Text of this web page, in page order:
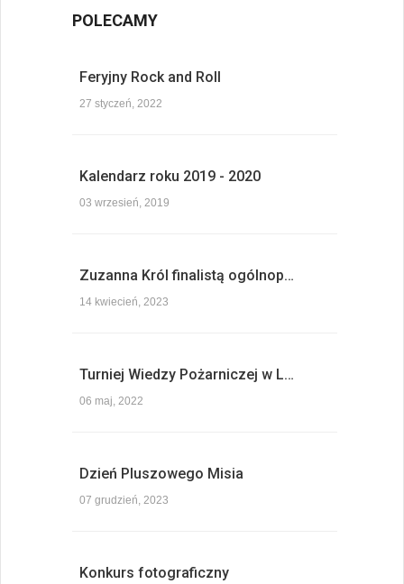
POLECAMY
Feryjny Rock and Roll
27 styczeń, 2022
Kalendarz roku 2019 - 2020
03 wrzesień, 2019
Zuzanna Król finalistą ogólnop…
14 kwiecień, 2023
Turniej Wiedzy Pożarniczej w L…
06 maj, 2022
Dzień Pluszowego Misia
07 grudzień, 2023
Konkurs fotograficzny